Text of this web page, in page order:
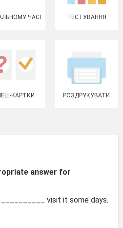
ЧАСІ ТЕСТУВАННЯ
КАРТКИ РОЗДРУКУВАТИ
answer for
visit it some days.